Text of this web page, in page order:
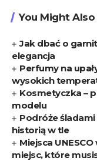
You Might Also
Jak dbać o
elegancja
Perfumy na
wysokich
Kosmetyczka –
modelu
Podróże śladami
historią w tle
Miejsca
miejsc, które